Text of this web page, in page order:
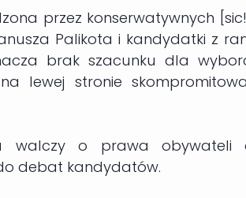
przez konserwatywnych
Palikota i kandydatki z
brak szacunku dla
lewej stronie
walczy o prawa
debat kandydatów.